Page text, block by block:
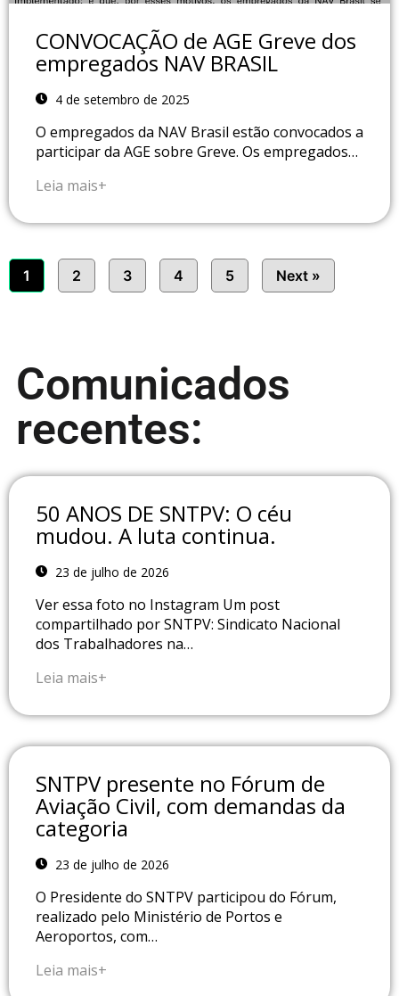
CONVOCAÇÃO de AGE Greve dos
empregados NAV BRASIL
4 de setembro de 2025
O empregados da NAV Brasil estão convocados a
participar da AGE sobre Greve. Os empregados…
Leia mais+
1 2 3 4 5 Next »
Comunicados
recentes:
50 ANOS DE SNTPV: O céu
mudou. A luta continua.
23 de julho de 2026
Ver essa foto no Instagram Um post
compartilhado por SNTPV: Sindicato Nacional
dos Trabalhadores na…
Leia mais+
SNTPV presente no Fórum de
Aviação Civil, com demandas da
categoria
23 de julho de 2026
O Presidente do SNTPV participou do Fórum,
realizado pelo Ministério de Portos e
Aeroportos, com…
Leia mais+